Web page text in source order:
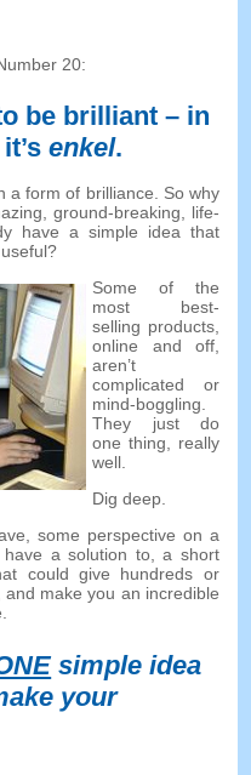
20:
be brilliant – in
enkel.
a form of brilliance. So why
, ground-breaking, life-
have a simple idea that
?
Some of the
most best-
selling products,
online and off,
aren’t
complicated or
mind-boggling.
They just do
one thing, really
well.
Dig deep.
, some perspective on a
a solution to,a short
could give hundreds or
and make you an incredible
.
simple idea
your